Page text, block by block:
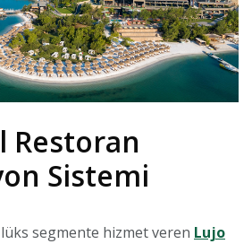
Restoran
Sistemi
segmente hizmet veren Lujo